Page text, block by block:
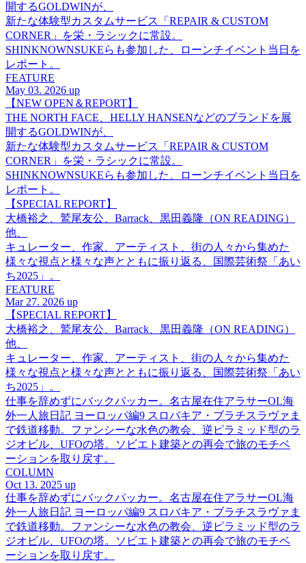
開するGOLDWINが、
新たな体験型カスタムサービス「REPAIR & CUSTOM
CORNER」を栄・ラシックに常設。
SHINKNOWNSUKEらも参加した、ローンチイベント当日を
レポート。
FEATURE
May 03. 2026 up
【NEW OPEN＆REPORT】
THE NORTH FACE、HELLY HANSENなどのブランドを展
開するGOLDWINが、
新たな体験型カスタムサービス「REPAIR & CUSTOM
CORNER」を栄・ラシックに常設。
SHINKNOWNSUKEらも参加した、ローンチイベント当日を
レポート。
【SPECIAL REPORT】
大橋裕之、鷲尾友公、Barrack、黒田義隆（ON READING）
他、
キュレーター、作家、アーティスト、街の人々から集めた
様々な視点と様々な声とともに振り返る、国際芸術祭「あい
ち2025」。
FEATURE
Mar 27. 2026 up
【SPECIAL REPORT】
大橋裕之、鷲尾友公、Barrack、黒田義隆（ON READING）
他、
キュレーター、作家、アーティスト、街の人々から集めた
様々な視点と様々な声とともに振り返る、国際芸術祭「あい
ち2025」。
仕事を辞めずにバックパッカー。名古屋在住アラサーOL海
外一人旅日記 ヨーロッパ編9 スロバキア・ブラチスラヴァま
で鉄道移動。ファンシーな水色の教会、逆ピラミッド型のラ
ジオビル、UFOの塔。ソビエト建築との再会で旅のモチベ
ーションを取り戻す。
COLUMN
Oct 13. 2025 up
仕事を辞めずにバックパッカー。名古屋在住アラサーOL海
外一人旅日記 ヨーロッパ編9 スロバキア・ブラチスラヴァま
で鉄道移動。ファンシーな水色の教会、逆ピラミッド型のラ
ジオビル、UFOの塔。ソビエト建築との再会で旅のモチベ
ーションを取り戻す。